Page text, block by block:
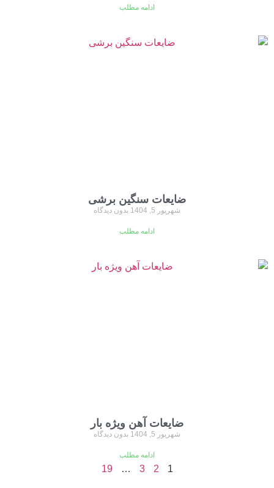
ادامه مطلب
ضایعات سنگین برشی
شهریور 5, 1404 بدون دیدگاه
ادامه مطلب
ضایعات آهن ویژه بار
شهریور 5, 1404 بدون دیدگاه
ادامه مطلب
1
2
3
…
19